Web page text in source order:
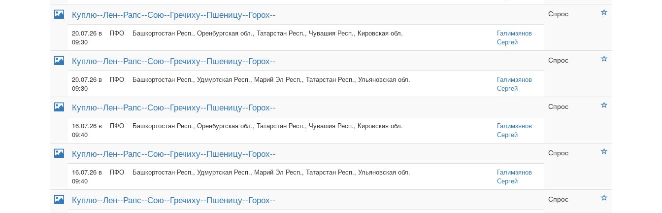
Куплю--Лен--Рапс--Сою--Гречиху--Пшеницу--Горох-- Спрос
20.07.26 в
09:30
ПФО Башкортостан Респ., Оренбургская обл., Татарстан Респ., Чувашия Респ., Кировская обл.
Галимзянов
Сергей
Куплю--Лен--Рапс--Сою--Гречиху--Пшеницу--Горох-- Спрос
20.07.26 в
09:30
ПФО Башкортостан Респ., Удмуртская Респ., Марий Эл Респ., Татарстан Респ., Ульяновская обл.
Галимзянов
Сергей
Куплю--Лен--Рапс--Сою--Гречиху--Пшеницу--Горох-- Спрос
16.07.26 в
09:40
ПФО Башкортостан Респ., Оренбургская обл., Татарстан Респ., Чувашия Респ., Кировская обл.
Галимзянов
Сергей
Куплю--Лен--Рапс--Сою--Гречиху--Пшеницу--Горох-- Спрос
16.07.26 в
09:40
ПФО Башкортостан Респ., Удмуртская Респ., Марий Эл Респ., Татарстан Респ., Ульяновская обл.
Галимзянов
Сергей
Куплю--Лен--Рапс--Сою--Гречиху--Пшеницу--Горох-- Спрос